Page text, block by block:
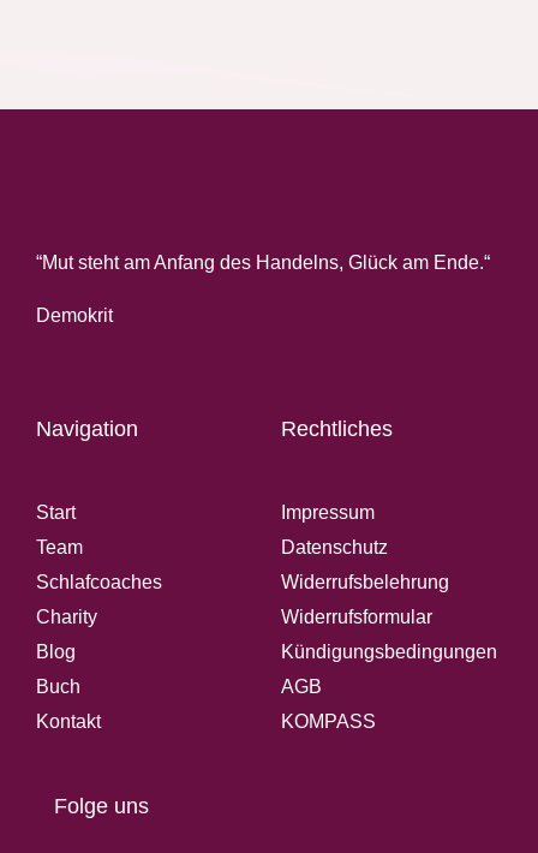
“Mut steht am Anfang des Handelns, Glück am Ende.“
Demokrit
Navigation
Start
Team
Schlafcoaches
Charity
Blog
Buch
Kontakt
Rechtliches
Impressum
Datenschutz
Widerrufsbelehrung
Widerrufsformular
Kündigungsbedingungen
AGB
KOMPASS
Folge uns